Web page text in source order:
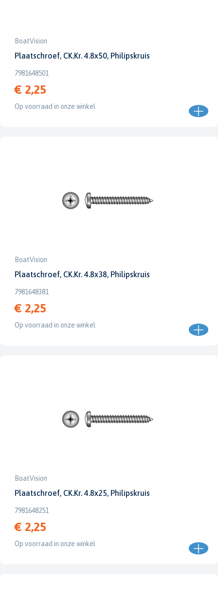
BoatVision
Plaatschroef, CK.Kr. 4.8x50, Philipskruis
7981648501
€ 2,25
Op voorraad in onze winkel
BoatVision
Plaatschroef, CK.Kr. 4.8x38, Philipskruis
7981648381
€ 2,25
Op voorraad in onze winkel
BoatVision
Plaatschroef, CK.Kr. 4.8x25, Philipskruis
7981648251
€ 2,25
Op voorraad in onze winkel